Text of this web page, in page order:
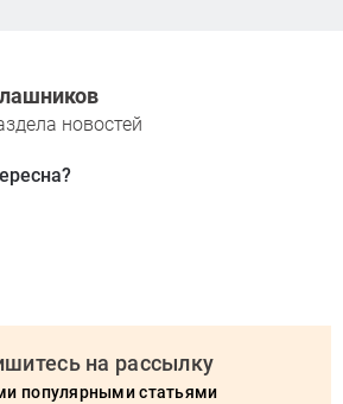
новостей
на рассылку
популярными статьями